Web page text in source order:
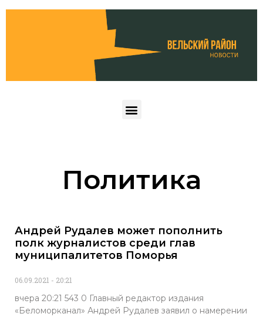
Политика
Андрей Рудалев может пополнить
полк журналистов среди глав
муниципалитетов Поморья
06.09.2021 20:21
вчера 20:21 543 0 Главный редактор издания
«Беломорканал» Андрей Рудалев заявил о намерении